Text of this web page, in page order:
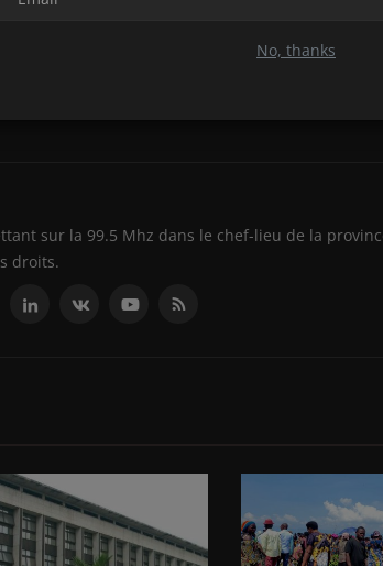
No, thanks
sur la 99.5 Mhz dans le chef-lieu de la
droits.